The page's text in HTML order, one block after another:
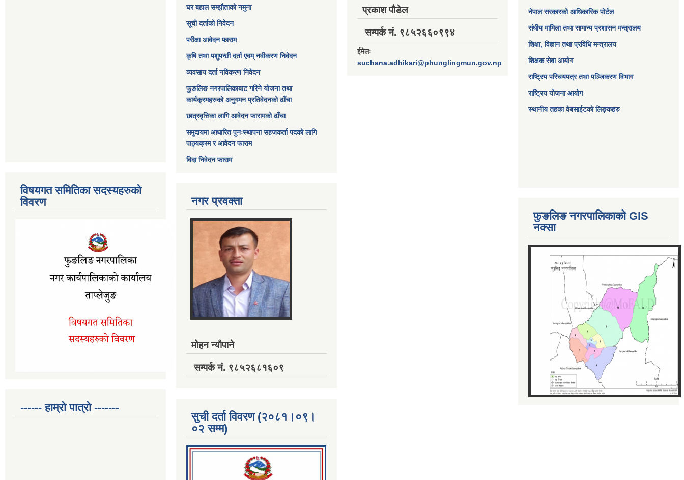
विषयगत समितिका सदस्यहरुको
विवरण
------ हाम्रो पात्रो -------
घर बहाल सम्झौताको नमुना
सूची दर्ताको निवेदन
परीक्षा आवेदन फाराम
कृषि तथा पशुपन्छी दर्ता एवम् नवीकरण निवेदन
व्यवसाय दर्ता नविकरण निवेदन
फुङलिङ नगरपालिकाबाट गरिने योजना तथा
कार्यक्रमहरुको अनुगमन प्रतिवेदनको ढाँचा
छात्रवृत्तिका लागि आवेदन फारामको ढाँचा
समुदायमा आधारित पुनःस्थापना सहजकर्ता पदको लागि
पाठ्यक्रम र आवेदन फाराम
विदा निवेदन फाराम
नगर प्रवक्ता
मोहन न्यौपाने
सम्पर्क नं. ९८५२६८१६०९
सुची दर्ता विवरण (२०८१।०९।
०२ सम्म)
प्रकाश पौडेल
सम्पर्क नं. ९८५२६६०९९४
ईमेलः
suchana.adhikari@phunglingmun.gov.np
नेपाल सरकारको आधिकारिक पोर्टल
संघीय मामिला तथा सामान्य प्रशासन मन्त्रालय
शिक्षा, विज्ञान तथा प्रविधि मन्त्रालय
शिक्षक सेवा आयोग
राष्ट्रिय परिचयपत्र तथा पञ्जिकरण विभाग
राष्ट्रिय योजना आयोग
स्थानीय तहका वेबसाईटको लिङ्कहरु
फुङलिङ नगरपालिकाको GIS
नक्सा